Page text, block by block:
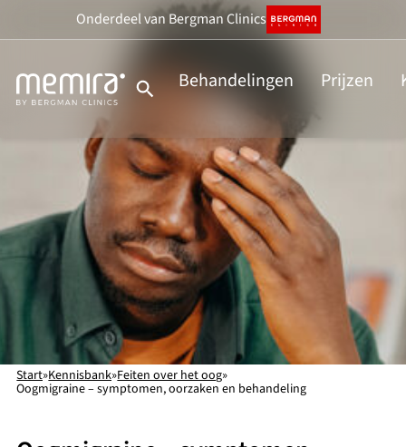
naar
inhoud
Onderdeelvan Bergman Clinics
Behandelingen Prijzen
Start»Kennisbank»Feiten over het oog»
Oogmigraine – symptomen, oorzaken en behandeling